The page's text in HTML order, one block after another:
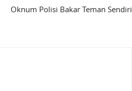
Oknum Polisi Bakar Teman Sendiri